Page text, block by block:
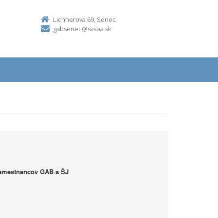
Lichnerova 69, Senec
gabsenec@svsba.sk
GAB a ŠJ